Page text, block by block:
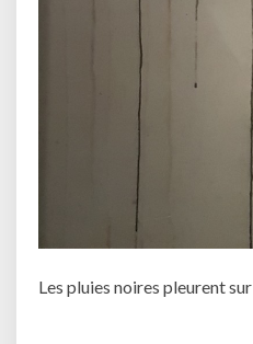
Les pluies noires pleurent